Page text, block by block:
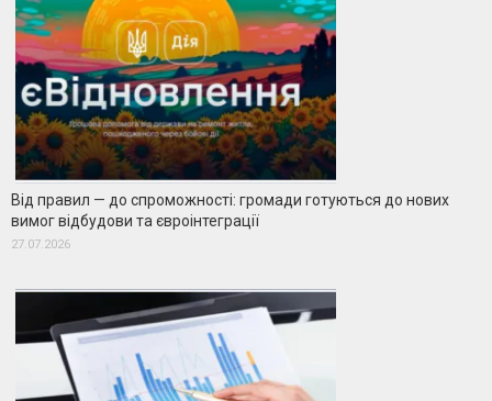
Від правил — до спроможності: громади готуються до нових
вимог відбудови та євроінтеграції
27.07.2026